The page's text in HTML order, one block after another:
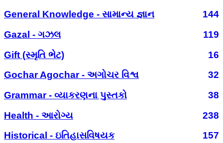
General Knowledge - સામાન્ય જ્ઞાન
144
Gazal - ગઝલ
119
Gift (સ્મૃતિ ભેટ)
16
Gochar Agochar - અગોચર વિશ્વ
32
Grammar - વ્યાકરણના પુસ્તકો
38
Health - આરોગ્ય
238
Historical - ઇતિહાસવિષયક
157